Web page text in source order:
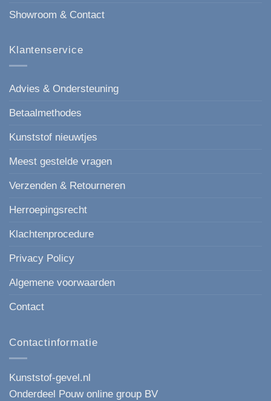
Showroom & Contact
Klantenservice
Advies & Ondersteuning
Betaalmethodes
Kunststof nieuwtjes
Meest gestelde vragen
Verzenden & Retourneren
Herroepingsrecht
Klachtenprocedure
Privacy Policy
Algemene voorwaarden
Contact
Contactinformatie
Kunststof-gevel.nl
Onderdeel Pouw online group BV